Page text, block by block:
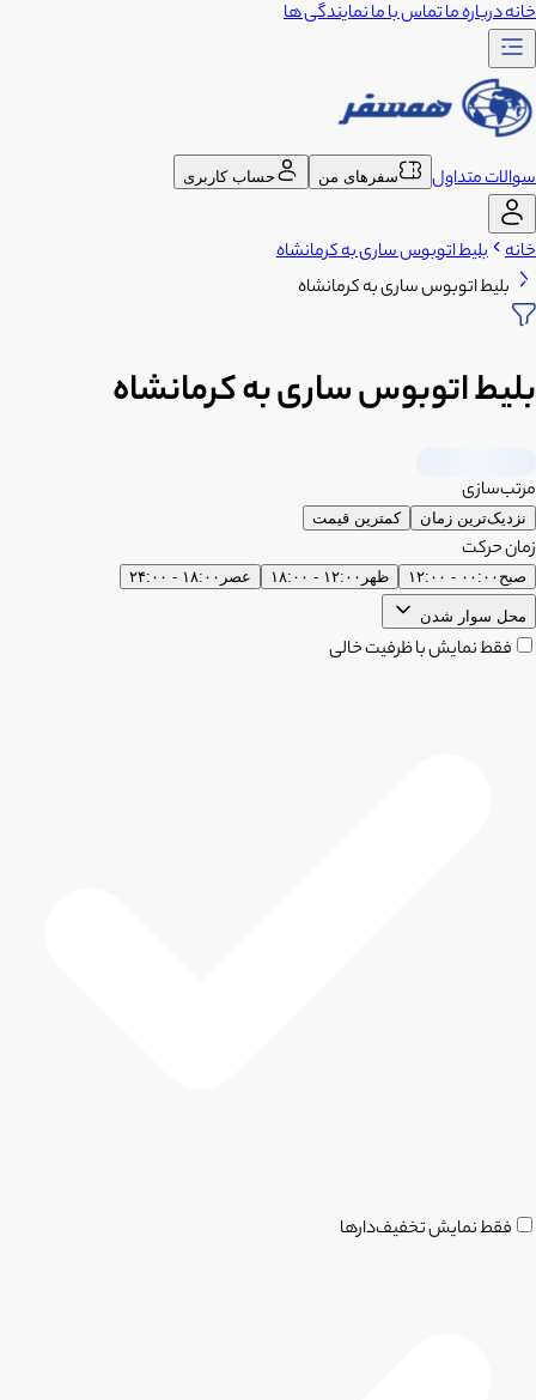
خانهدرباره ماتماس با مانمایندگی ها
سوالات متداول سفرهای من حساب کاربری
خانه بلیط اتوبوس ساری به کرمانشاه
بلیط اتوبوس ساری به کرمانشاه
بلیط اتوبوس ساری به کرمانشاه
مرتب‌سازی
نزدیک‌ترین زمان کمترین قیمت
زمان حرکت
صبح ۰۰:۰۰ - ۱۲:۰۰ ظهر ۱۲:۰۰ - ۱۸:۰۰ عصر ۱۸:۰۰ - ۲۴:۰۰
محل سوار شدن
فقط نمایش با ظرفیت خالی
فقط نمایش تخفیف‌دارها